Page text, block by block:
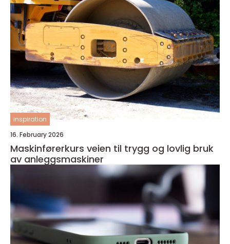
inspiration
16. February 2026
Maskinførerkurs veien til trygg og lovlig bruk
av anleggsmaskiner